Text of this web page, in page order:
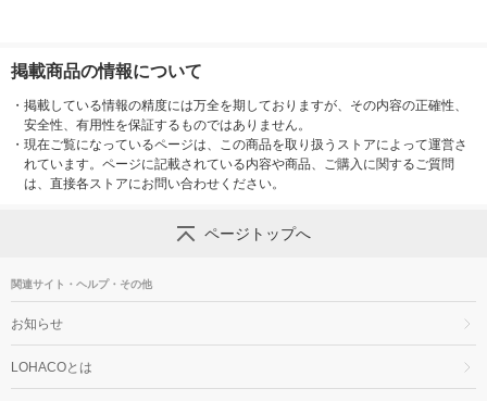
掲載商品の情報について
・ 掲載している情報の精度には万全を期しておりますが、その内容の正確性、
安全性、有用性を保証するものではありません。
・ 現在ご覧になっているページは、この商品を取り扱うストアによって運営さ
れています。ページに記載されている内容や商品、ご購入に関するご質問
は、直接各ストアにお問い合わせください。
ページトップへ
関連サイト・ヘルプ・その他
お知らせ
LOHACOとは